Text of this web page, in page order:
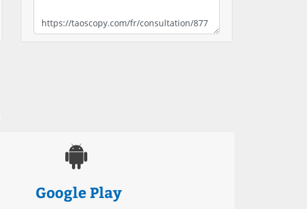
Google Play